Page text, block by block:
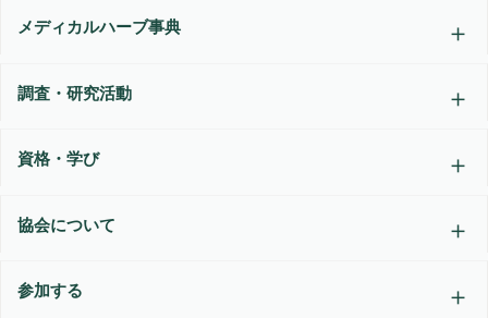
メディカルハーブ事典
調査・研究活動
資格・学び
協会について
参加する